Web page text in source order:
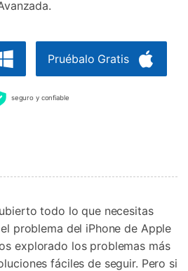
Pruébalo Gratis
seguro y confiable
todo lo que necesitas
problema del iPhone de Apple
explorado los problemas más
fáciles de seguir. Pero si